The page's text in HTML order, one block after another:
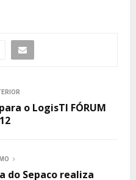
o LogisTI FÓRUM
do Sepaco realiza